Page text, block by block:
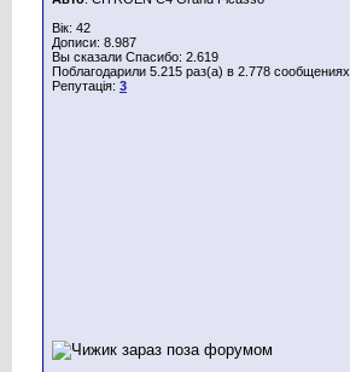
Вік: 42
Дописи: 8.987
Вы сказали Спасибо: 2.619
Поблагодарили 5.215 раз(а) в 2.778 сообщениях
Репутація: 3